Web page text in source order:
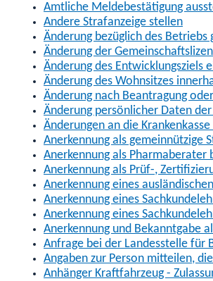
Amtliche Meldebestätigung
Andere Strafanzeige stellen
Änderung bezüglich des
Änderung der
Änderung des Entwicklungsziels
Änderung des Wohnsitzes
Änderung nach Beantragung
Änderung persönlicher Daten
Änderungen an die
Anerkennung als gemeinnützige
Anerkennung als Pharmaberater
Anerkennung als Prüf-,
Anerkennung eines
Anerkennung eines
Anerkennung eines
Anerkennung und Bekanntgabe
Anfrage bei der Landesstelle für
Angaben zur Person mitteilen,
Anhänger Kraftfahrzeug -